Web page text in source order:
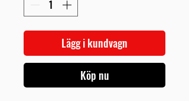
Lägg i kundvagn
Köp nu